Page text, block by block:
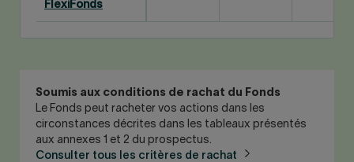
FlexiFonds
Soumis aux conditions de rachat du Fonds
Le Fonds peut racheter vos actions dans les
circonstances décrites dans les tableaux présentés
aux annexes 1 et 2 du prospectus.
Consulter tous les critères de rachat